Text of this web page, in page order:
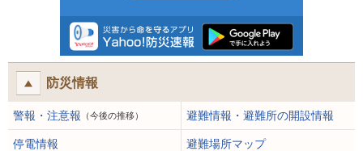
防災情報
警報・注意報 （今後の推移） 避難情報・避難所の開設情報
停電情報
避難場所マップ